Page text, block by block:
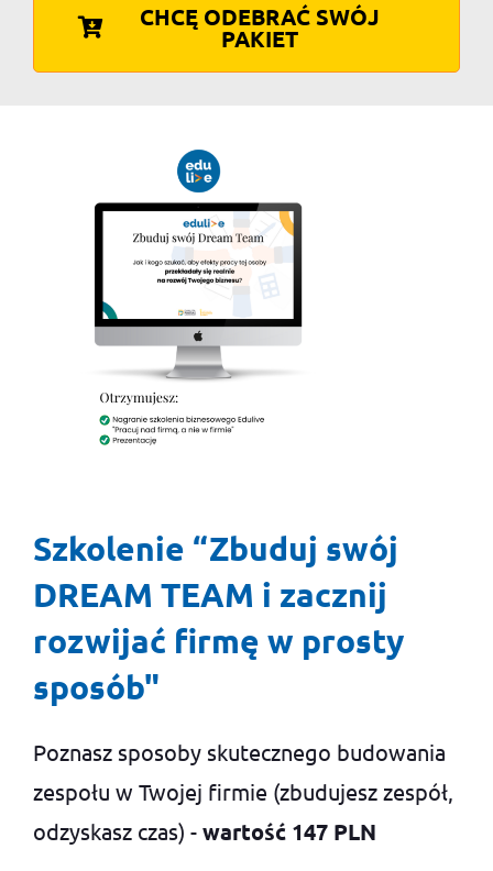
CHCĘ ODEBRAĆ SWÓJ
PAKIET
Szkolenie “Zbuduj swój
DREAM TEAM i zacznij
rozwijać firmę w prosty
sposób"
Poznasz sposoby skutecznego budowania
zespołu w Twojej firmie (zbudujesz zespół,
odzyskasz czas) - wartość 147 PLN